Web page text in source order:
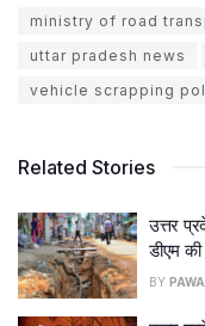
ministry of road
uttar pradesh news
vehicle scrapping
Related Stories
उत्तर
डीएम की
BY